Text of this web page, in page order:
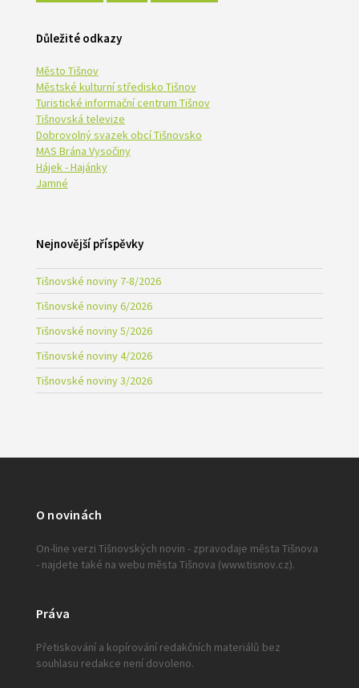
Důležité odkazy
Město Tišnov
Městské kulturní středisko Tišnov
Turistické informační centrum Tišnov
Tišnovská televize
Dobrovolný svazek obcí Tišnovsko
MAS Brána Vysočiny
Hájek - Hajánky
Jamné
Nejnovější příspěvky
Tišnovské noviny 7-8/2026
Tišnovské noviny 6/2026
Tišnovské noviny 5/2026
Tišnovské noviny 4/2026
Tišnovské noviny 3/2026
O novinách
On-line verzi Tišnovských novin - zpravodaje města Tišnova
- najdete také na webu města Tišnova (www.tisnov.cz).
Práva
Přetiskování a kopírování redakčních materiálů bez
souhlasu redakce není dovoleno.